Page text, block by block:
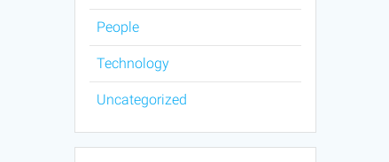
People
Technology
Uncategorized